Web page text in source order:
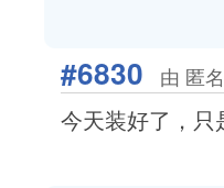
#6830 由 匿
今天装好了，